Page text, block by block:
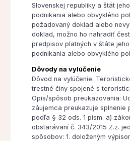
Slovenskej republiky a štát
podnikania alebo obvyklého
požadovaný doklad alebo
doklad, možno ho nahradiť
predpisov platných v štáte
podnikania alebo obvyklého
Dôvody na vylúčenie
Dôvod na vylúčenie:
trestné činy spojené s
Opis/spôsob preukazovania:
záujemca preukazuje splnenie
podľa § 32 ods. 1 písm. a)
obstarávaní č. 343/2015 Z.z.
spôsobov: 1. doloženým